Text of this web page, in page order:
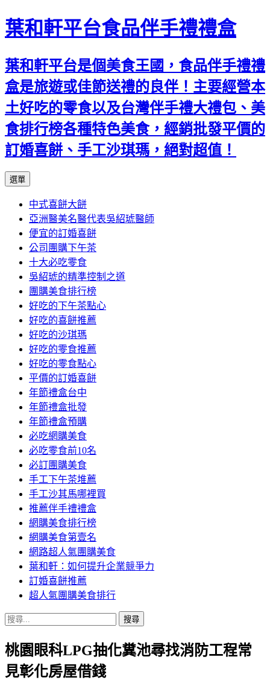
葉和軒平台食品伴手禮禮盒
葉和軒平台是個美食王國，食品伴手禮禮
盒是旅遊或佳節送禮的良伴！主要經營本
土好吃的零食以及台灣伴手禮大禮包、美
食排行榜各種特色美食，經銷批發平價的
訂婚喜餅、手工沙琪瑪，絕對超值！
選單
內
容
中式喜餅大餅
亞洲醫美名醫代表吳紹琥醫師
便宜的訂婚喜餅
公司團購下午茶
十大必吃零食
吳紹琥的精準控制之道
團購美食排行榜
好吃的下午茶點心
好吃的喜餅推薦
好吃的沙琪瑪
好吃的零食推薦
好吃的零食點心
平價的訂婚喜餅
年節禮盒台中
年節禮盒批發
年節禮盒預購
必吃網購美食
必吃零食前10名
必訂團購美食
手工下午茶堆薦
手工沙其馬哪裡買
推薦伴手禮禮盒
網購美食排行榜
網購美食第壹名
網路超人氣團購美食
葉和軒：如何提升企業競爭力
訂婚喜餅推薦
超人氣團購美食排行
搜
關
鍵
字:
桃園眼科LPG抽化糞池尋找消防工程常
見彰化房屋借錢